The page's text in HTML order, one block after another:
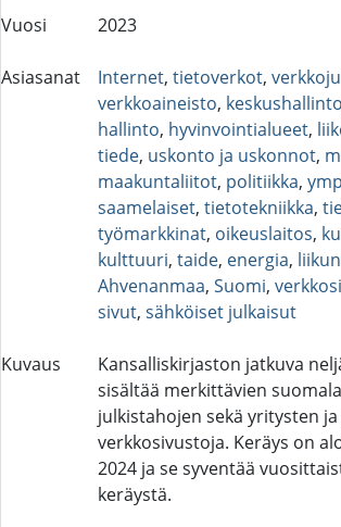
Vuosi 2023
Asiasanat Internet, tietoverkot,
verkkoaineisto, keskushallinto
hallinto, hyvinvointialueet,
tiede, uskonto ja uskonnot,
maakuntaliitot, politiikka,
saamelaiset, tietotekniikka,
työmarkkinat, oikeuslaitos,
kulttuuri, taide, energia,
Ahvenanmaa, Suomi,
sivut, sähköiset julkaisut
Kuvaus
Kansalliskirjaston jatkuva
sisältää merkittävien
julkistahojen sekä yritysten
verkkosivustoja. Keräys on
2024 ja se syventää
keräystä.